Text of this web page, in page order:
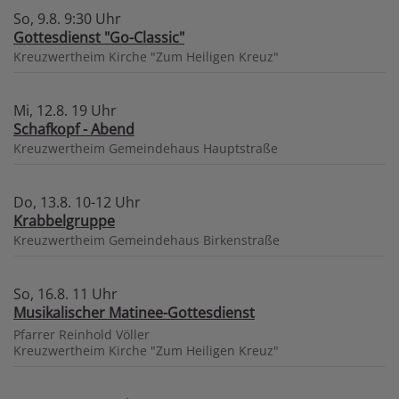
So, 9.8. 9:30 Uhr
Gottesdienst "Go-Classic"
Kreuzwertheim Kirche "Zum Heiligen Kreuz"
Mi, 12.8. 19 Uhr
Schafkopf - Abend
Kreuzwertheim Gemeindehaus Hauptstraße
Do, 13.8. 10-12 Uhr
Krabbelgruppe
Kreuzwertheim Gemeindehaus Birkenstraße
So, 16.8. 11 Uhr
Musikalischer Matinee-Gottesdienst
Pfarrer Reinhold Völler
Kreuzwertheim Kirche "Zum Heiligen Kreuz"